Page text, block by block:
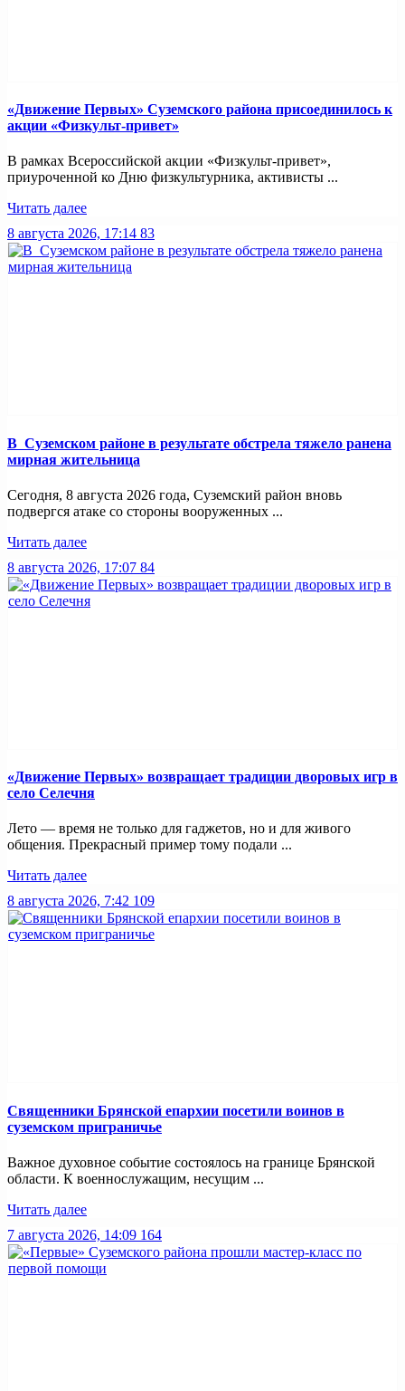
«Движение Первых» Суземского района присоединилось к
акции «Физкульт-привет»
В рамках Всероссийской акции «Физкульт-привет»,
приуроченной ко Дню физкультурника, активисты ...
Читать далее
8 августа 2026, 17:14 83
В Суземском районе в результате обстрела тяжело ранена
мирная жительница
Сегодня, 8 августа 2026 года, Суземский район вновь
подвергся атаке со стороны вооруженных ...
Читать далее
8 августа 2026, 17:07 84
«Движение Первых» возвращает традиции дворовых игр в
село Селечня
Лето — время не только для гаджетов, но и для живого
общения. Прекрасный пример тому подали ...
Читать далее
8 августа 2026, 7:42 109
Священники Брянской епархии посетили воинов в
суземском приграничье
Важное духовное событие состоялось на границе Брянской
области. К военнослужащим, несущим ...
Читать далее
7 августа 2026, 14:09 164